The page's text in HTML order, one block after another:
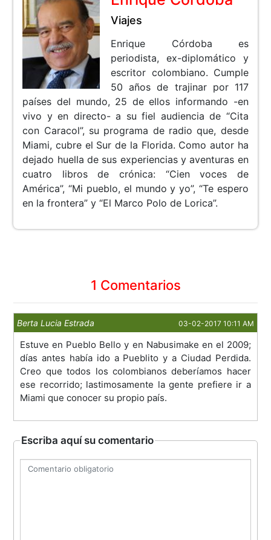
Viajes
Enrique Córdoba es
periodista, ex-diplomático y
escritor colombiano. Cumple
50 años de trajinar por 117
países del mundo, 25 de ellos informando -en
vivo y en directo- a su fiel audiencia de “Cita
con Caracol”, su programa de radio que, desde
Miami, cubre el Sur de la Florida. Como autor ha
dejado huella de sus experiencias y aventuras en
cuatro libros de crónica: “Cien voces de
América”, “Mi pueblo, el mundo y yo”, “Te espero
en la frontera” y “El Marco Polo de Lorica”.
1 Comentarios
Berta Lucia Estrada 03-02-2017 10:11 AM
Estuve en Pueblo Bello y en Nabusimake en el 2009;
días antes había ido a Pueblito y a Ciudad Perdida.
Creo que todos los colombianos deberíamos hacer
ese recorrido; lastimosamente la gente prefiere ir a
Miami que conocer su propio país.
Escriba aquí su comentario